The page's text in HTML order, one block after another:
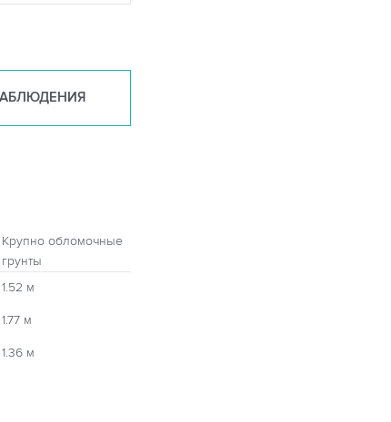
ЛЮДЕНИЯ
Крупно обломочные
грунты
1.52 м
1.77 м
1.36 м